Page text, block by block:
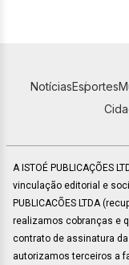
NotíciasEsportes
A ISTOÉ PUBLICAÇÕES
vinculação editorial e
PUBLICACÕES LTDA
realizamos cobranças e
contrato de assinatura
autorizamos terceiros a